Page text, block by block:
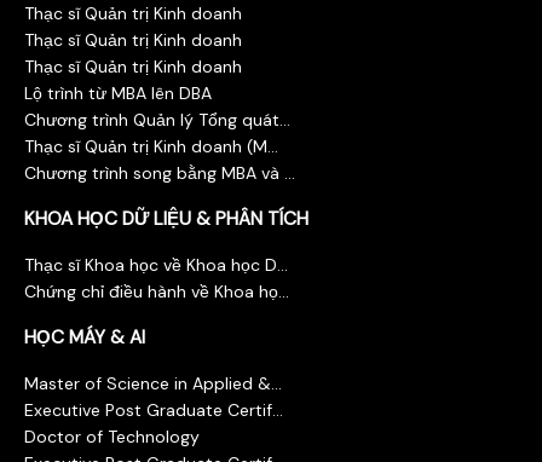
Thạc sĩ Quản trị Kinh doanh
Thạc sĩ Quản trị Kinh doanh
Thạc sĩ Quản trị Kinh doanh
Lộ trình từ MBA lên DBA
Chương trình Quản lý Tổng quát...
Thạc sĩ Quản trị Kinh doanh (M...
Chương trình song bằng MBA và ...
KHOA HỌC DỮ LIỆU & PHÂN TÍCH
Thạc sĩ Khoa học về Khoa học D...
Chứng chỉ điều hành về Khoa họ...
HỌC MÁY & AI
Master of Science in Applied &...
Executive Post Graduate Certif...
Doctor of Technology